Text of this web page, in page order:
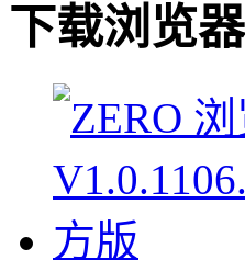
下载浏览器